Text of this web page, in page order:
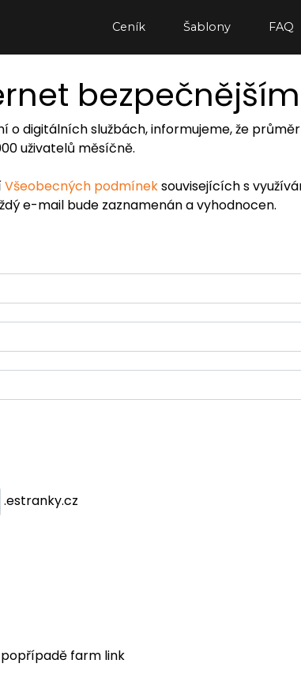
Ceník Šablony FAQ
o digitálních službách, informujeme, že
uživatelů měsíčně.
Všeobecných podmíneksouvisejících s
e-mail bude zaznamenán a vyhodnocen.
.estranky.cz
farm link